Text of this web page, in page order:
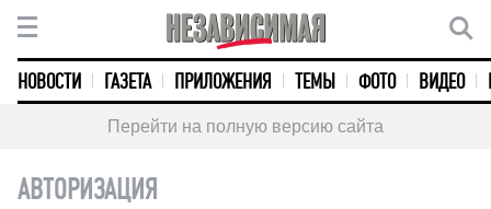
НОВОСТИ ГАЗЕТА ПРИЛОЖЕНИЯ ТЕМЫ ФОТО ВИДЕО
Перейти на полную версию сайта
АВТОРИЗАЦИЯ